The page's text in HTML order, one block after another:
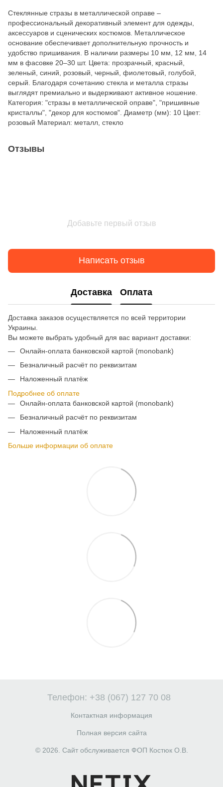
Стеклянные стразы в металлической оправе –
профессиональный декоративный элемент для одежды,
аксессуаров и сценических костюмов. Металлическое
основание обеспечивает дополнительную прочность и
удобство пришивания. В наличии размеры 10 мм, 12 мм, 14
мм в фасовке 20–30 шт. Цвета: прозрачный, красный,
зеленый, синий, розовый, черный, фиолетовый, голубой,
серый. Благодаря сочетанию стекла и металла стразы
выглядят премиально и выдерживают активное ношение.
Категория: "стразы в металлической оправе", "пришивные
кристаллы", "декор для костюмов". Диаметр (мм): 10 Цвет:
розовый Материал: металл, стекло
Отзывы
Добавьте первый отзыв
Написать отзыв
Доставка Оплата
Доставка заказов осуществляется по всей территории
Украины.
Вы можете выбрать удобный для вас вариант доставки:
Онлайн-оплата банковской картой (monobank)
Безналичный расчёт по реквизитам
Наложенный платёж
Подробнее об оплате
Онлайн-оплата банковской картой (monobank)
Безналичный расчёт по реквизитам
Наложенный платёж
Больше информации об оплате
Телефон: +38 (067) 127 70 08
Контактная информация
Полная версия сайта
© 2026. Сайт обслуживается ФОП Костюк О.В.